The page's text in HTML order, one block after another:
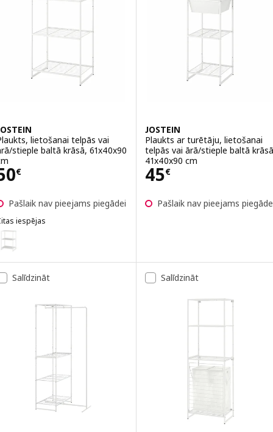
lietošanai telpās vai
stieple baltā krāsā, 61x40x90
€ 50€
Pašlaik nav pieejams piegādei
iespējas
JOSTEIN, Plaukts, lietošanai telpās vai ārā/metāls baltā
JOSTEIN
Plaukts ar turētāju, lietošanai
telpās vai ārā/stieple baltā
41x40x90 cm
45€
Cena 45€
Pašlaik nav pieejams
Salīdzināt Salīdzināt